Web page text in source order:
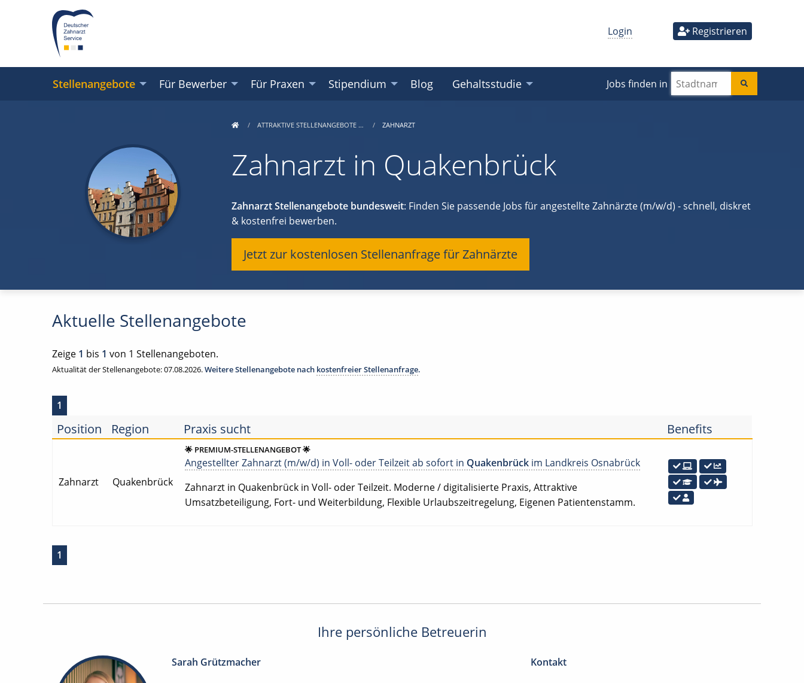
Login Registrieren
Stellenangebote Für Bewerber Für Praxen Stipendium Blog Gehaltsstudie Jobs finden in
ATTRAKTIVE STELLENANGEBOTE … ZAHNARZT
Zahnarzt in Quakenbrück
Zahnarzt Stellenangebote bundesweit: Finden Sie passende Jobs für angestellte Zahnärzte (m/w/d) - schnell, diskret
& kostenfrei bewerben.
Jetzt zur kostenlosen Stellenanfrage für Zahnärzte
Aktuelle Stellenangebote
Zeige 1 bis 1 von 1 Stellenangeboten.
Aktualität der Stellenangebote: 07.08.2026.Weitere Stellenangebote nach kostenfreier Stellenanfrage.
1
Position Region Praxis sucht Benefits
Zahnarzt Quakenbrück
🌟 PREMIUM-STELLENANGEBOT 🌟
Angestellter Zahnarzt (m/w/d) in Voll- oder Teilzeit ab sofort in Quakenbrück im Landkreis Osnabrück
Zahnarzt in Quakenbrück in Voll- oder Teilzeit. Moderne / digitalisierte Praxis, Attraktive
Umsatzbeteiligung, Fort- und Weiterbildung, Flexible Urlaubszeitregelung, Eigenen Patientenstamm.
1
Ihre persönliche Betreuerin
Sarah Grützmacher Kontakt